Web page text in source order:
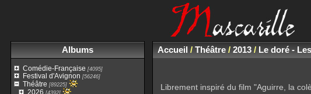
Albums
Comédie-Française [4095]
Festival d'Avignon [56246]
Théâtre [89225]
2026 [4392]
Accueil/ Théâtre/ 2013/ Le doré -
Librement inspiré du film "Aguirre, la